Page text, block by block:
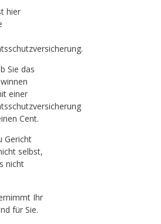
hier
Sie das
einer
Cent.
Gericht
selbst,
nicht
Ihr
für Sie.